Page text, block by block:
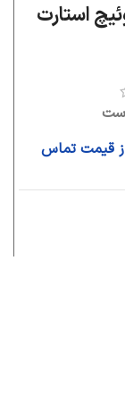
استارت
از قیمت تماس